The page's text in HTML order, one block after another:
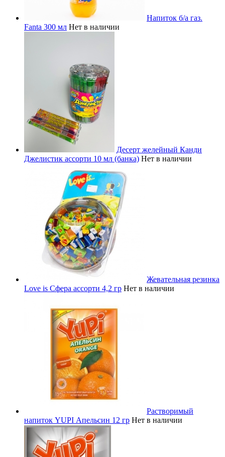
Напиток б/а газ.
Fanta 300 мл Нет в наличии
Десерт желейный Канди
Джелистик ассорти 10 мл (банка) Нет в наличии
Жевательная резинка
Love is Сфера ассорти 4,2 гр Нет в наличии
Растворимый
напиток YUPI Апельсин 12 гр Нет в наличии